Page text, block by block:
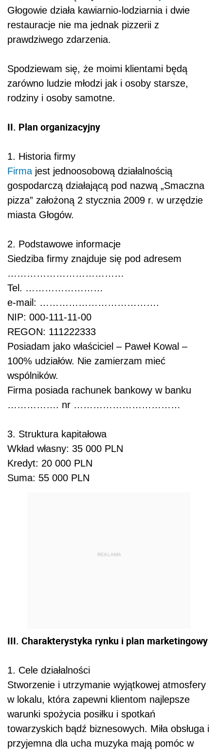
Głogowie działa kawiarnio-lodziarnia i dwie
restauracje nie ma jednak pizzerii z
prawdziwego zdarzenia.
Spodziewam się, że moimi klientami będą
zarówno ludzie młodzi jak i osoby starsze,
rodziny i osoby samotne.
II. Plan organizacyjny
1. Historia firmy
Firma jest jednoosobową działalnością
gospodarczą działającą pod nazwą „Smaczna
pizza” założoną 2 stycznia 2009 r. w urzędzie
miasta Głogów.
2. Podstawowe informacje
Siedziba firmy znajduje się pod adresem
………………………………
Tel. ……………………
e-mail: ……………………………….
NIP: 000-111-11-00
REGON: 111222333
Posiadam jako właściciel – Paweł Kowal –
100% udziałów. Nie zamierzam mieć
wspólników.
Firma posiada rachunek bankowy w banku
……………. nr ……………………………
3. Struktura kapitałowa
Wkład własny: 35 000 PLN
Kredyt: 20 000 PLN
Suma: 55 000 PLN
REKLAMA
III. Charakterystyka rynku i plan marketingowy
1. Cele działalności
Stworzenie i utrzymanie wyjątkowej atmosfery
w lokalu, która zapewni klientom najlepsze
warunki spożycia posiłku i spotkań
towarzyskich bądź biznesowych. Miła obsługa i
przyjemna dla ucha muzyka mają pomóc w